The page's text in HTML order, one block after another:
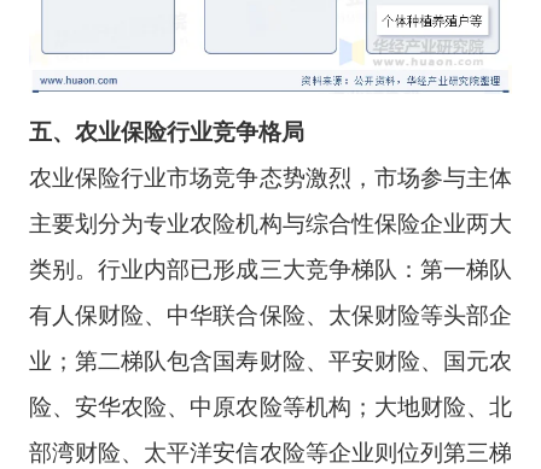
五、 农业保险行业竞争格局
农业保险行业市场竞争态势激烈，市场参与主体
主要划分为专业农险机构与综合性保险企业两大
类别。行业内部已形成三大竞争梯队：第一梯队
有人保财险、中华联合保险、太保财险等头部企
业；第二梯队包含国寿财险、平安财险、国元农
险、安华农险、中原农险等机构；大地财险、北
部湾财险、太平洋安信农险等企业则位列第三梯